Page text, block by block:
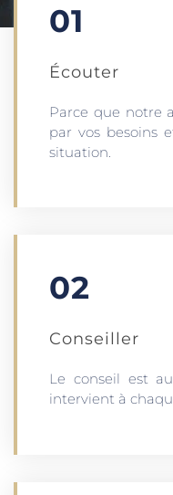
01
Écouter​
Parce que notre
par vos besoins
situation.
02
Conseiller
Le conseil est
intervient à